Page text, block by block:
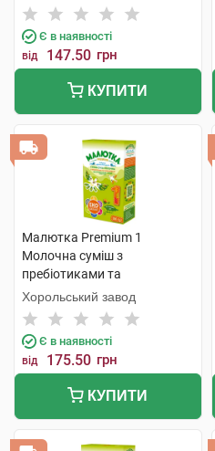
Є в наявності
від 147.50 грн
КУПИТИ
Малютка Premium 1
Молочна суміш з
пребіотиками та
нуклеотидами від 0 до 6
місяців 350 г 1 коробка
Хорольський завод
Є в наявності
від 175.50 грн
КУПИТИ